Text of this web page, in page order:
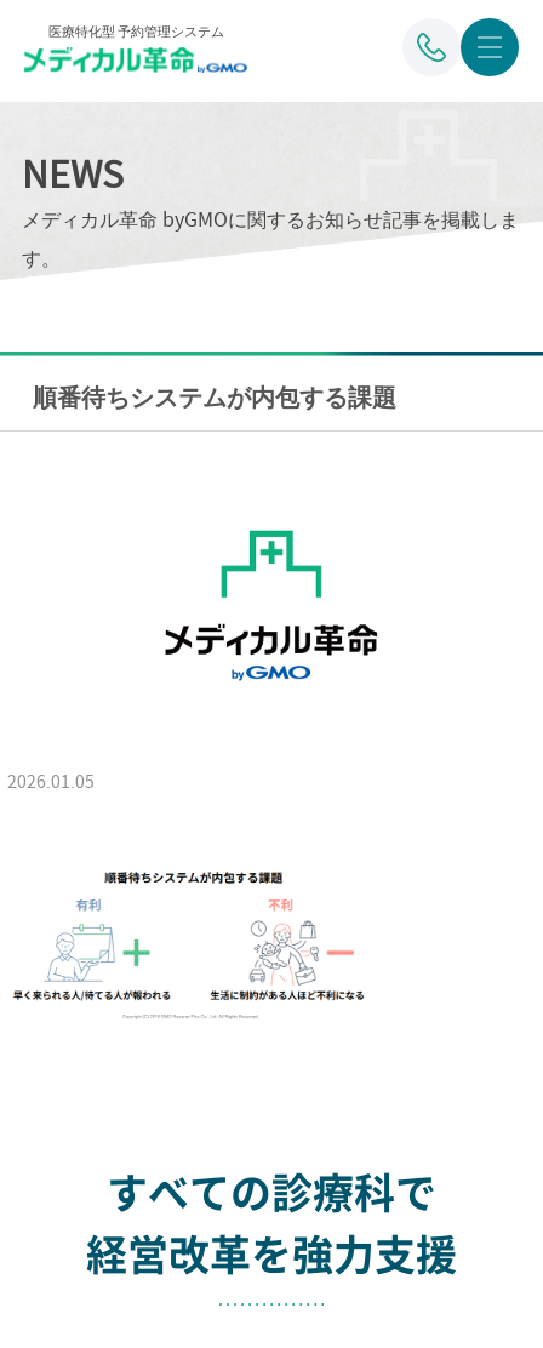
医療特化型 予約管理システム
NEWS
メディカル革命 byGMOに関するお知らせ記事を掲載しま
す。
順番待ちシステムが内包する課題
2026.01.05
すべての診療科で
経営改革を強力支援